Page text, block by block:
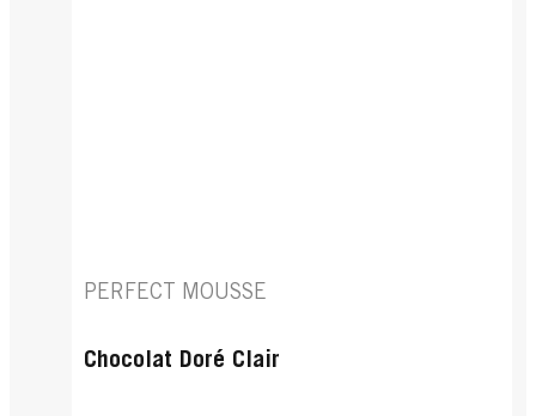
PERFECT MOUSSE
Chocolat Doré Clair